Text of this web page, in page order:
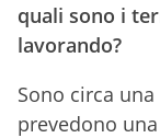
quali sono i
lavorando?
Sono circa
prevedono